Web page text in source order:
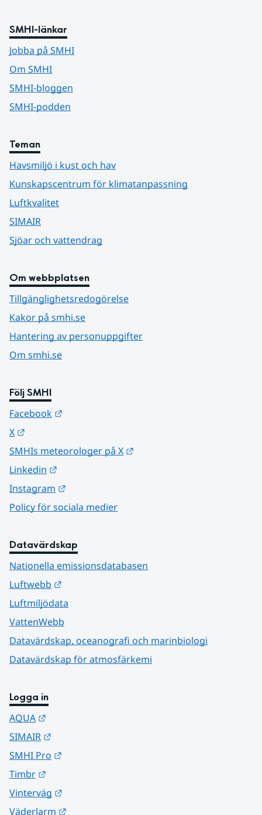
SMHI-länkar
Jobba på SMHI
Om SMHI
SMHI-bloggen
SMHI-podden
Teman
Havsmiljö i kust och hav
Kunskapscentrum för klimatanpassning
Luftkvalitet
SIMAIR
Sjöar och vattendrag
Om webbplatsen
Tillgänglighetsredogörelse
Kakor på smhi.se
Hantering av personuppgifter
Om smhi.se
Följ SMHI
Facebook
X
SMHIs meteorologer på X
Linkedin
Instagram
Policy för sociala medier
Datavärdskap
Nationella emissionsdatabasen
Luftwebb
Luftmiljödata
VattenWebb
Datavärdskap, oceanografi och marinbiologi
Datavärdskap för atmosfärkemi
Logga in
AQUA
SIMAIR
SMHI Pro
Timbr
Vinterväg
Väderlarm